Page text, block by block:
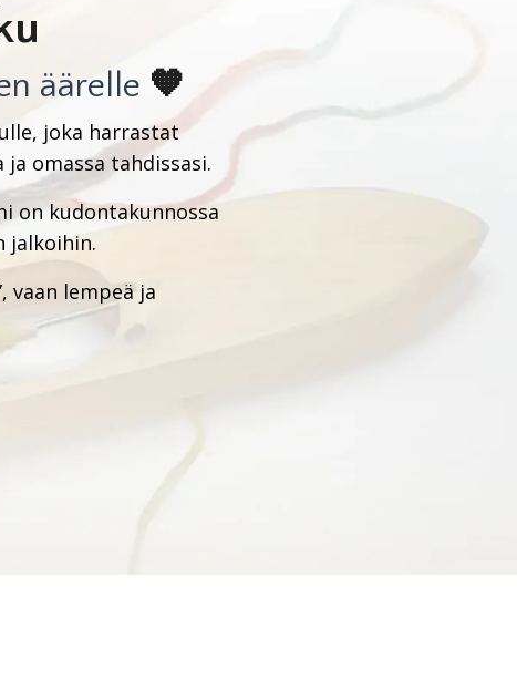
äärelle 🧡
joka harrastat
omassa tahdissasi.
on kudontakunnossa
jalkoihin.
vaan lempeä ja